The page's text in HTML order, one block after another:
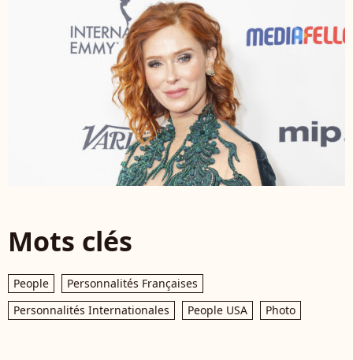
Mots clés
People
Personnalités Françaises
Personnalités Internationales
People USA Photo